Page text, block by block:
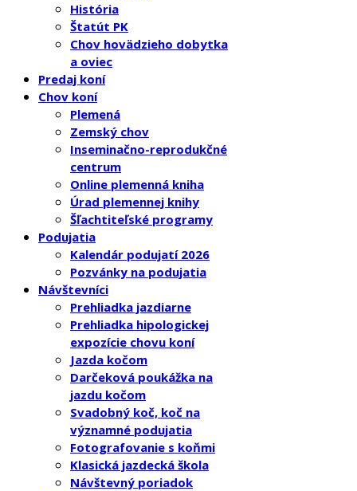
História
Štatút PK
Chov hovädzieho dobytka
a oviec
Predaj koní
Chov koní
Plemená
Zemský chov
Inseminačno-reprodukčné
centrum
Online plemenná kniha
Úrad plemennej knihy
Šľachtiteľské programy
Podujatia
Kalendár podujatí 2026
Pozvánky na podujatia
Návštevníci
Prehliadka jazdiarne
Prehliadka hipologickej
expozície chovu koní
Jazda kočom
Darčeková poukážka na
jazdu kočom
Svadobný koč, koč na
významné podujatia
Fotografovanie s koňmi
Klasická jazdecká škola
Návštevný poriadok